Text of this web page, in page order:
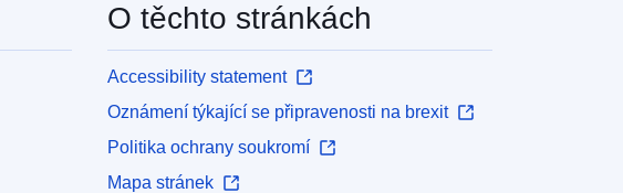
O těchto stránkách
Accessibility statement
Oznámení týkající se připravenosti na brexit
Politika ochrany soukromí
Mapa stránek